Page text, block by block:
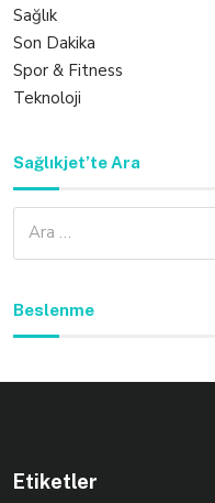
Sağlık
Son Dakika
Spor & Fitness
Teknoloji
Sağlıkjet’te Ara
Arama:
Beslenme
Etiketler